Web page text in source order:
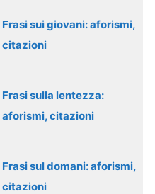
Frasi sui giovani: aforismi,
citazioni
Frasi sulla lentezza:
aforismi, citazioni
Frasi sul domani: aforismi,
citazioni